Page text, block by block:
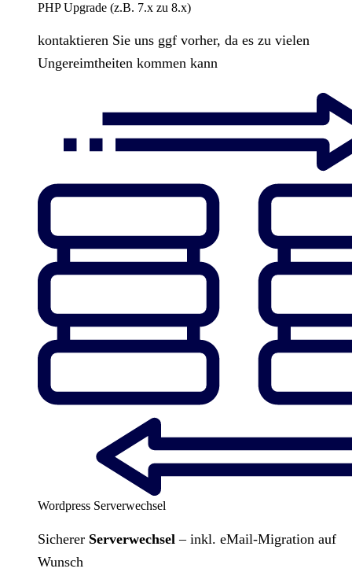
PHP Upgrade (z.B. 7.x zu 8.x)
kontaktieren Sie uns ggf vorher, da es zu vielen
Ungereimtheiten kommen kann
Wordpress Serverwechsel
Sicherer Serverwechsel – inkl. eMail-Migration auf
Wunsch